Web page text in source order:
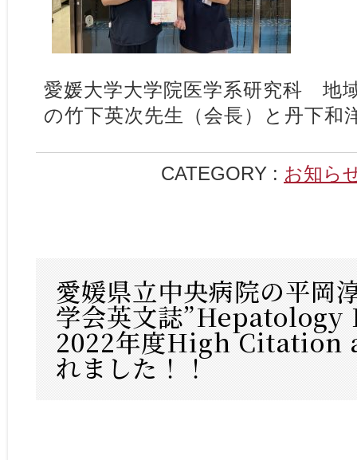
愛媛大学大学院医学系研究科 地
の竹下英次先生（会長）と丹下和
CATEGORY : お知ら
愛媛県立中央病院の平岡
学会英文誌”Hepatology
2022年度High Citation
れました！！